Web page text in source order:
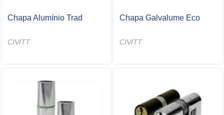
Chapa Alumínio Trad
CIVITT
Chapa Galvalume Eco
CIVITT